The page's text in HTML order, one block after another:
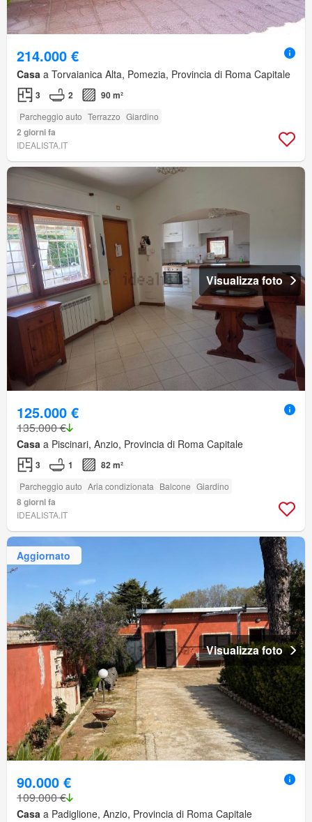
214.000 €
Casa a Torvaianica Alta, Pomezia, Provincia di Roma Capitale
3 2 90 m²
Parcheggio auto Terrazzo Giardino
2 giorni fa
IDEALISTA.IT
Visualizza foto
125.000 €
135.000 €
Casa a Piscinari, Anzio, Provincia di Roma Capitale
3 1 82 m²
Parcheggio auto Aria condizionata Balcone Giardino
8 giorni fa
IDEALISTA.IT
Aggiornato
Visualizza foto
90.000 €
109.000 €
Casa a Padiglione, Anzio, Provincia di Roma Capitale